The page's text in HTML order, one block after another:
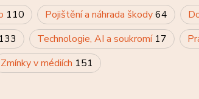
110 Pojištění a náhrada škody64
133 Technologie, AI a soukromí 17
Zmínky v médiích 151